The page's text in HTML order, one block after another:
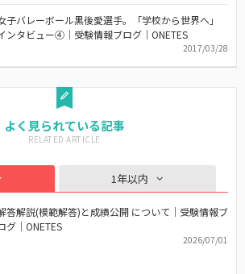
子バレーボール黒後愛選手。「学校から世界へ」
ンタビュー④｜受験情報ブログ｜ONETES
2017/03/28
よく見られている記事
1年以内
答解説(模範解答)と成績公開 について｜受験情報ブ
グ｜ONETES
2026/07/01